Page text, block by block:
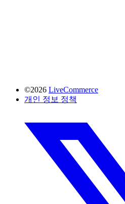
©2026 LiveCommerce
개인 정보 정책